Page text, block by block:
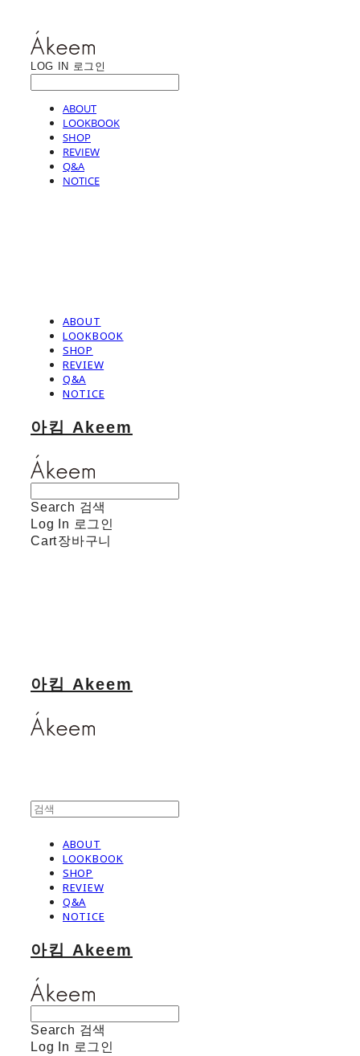
LOG IN 로그인
ABOUT
LOOKBOOK
SHOP
REVIEW
Q&A
NOTICE
ABOUT
LOOKBOOK
SHOP
REVIEW
Q&A
NOTICE
아킴 Akeem
Search 검색
Log In 로그인
Cart장바구니
아킴 Akeem
ABOUT
LOOKBOOK
SHOP
REVIEW
Q&A
NOTICE
아킴 Akeem
Search 검색
Log In 로그인